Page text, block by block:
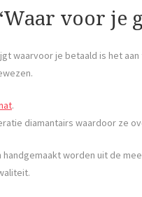
voor je
waarvoor je betaald is het
.
diamantairs waardoor ze
worden uit de